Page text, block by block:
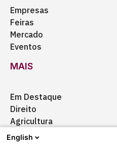
Empresas
Feiras
Mercado
Eventos
MAIS
Em Destaque
Direito
Agricultura
Certificação
English